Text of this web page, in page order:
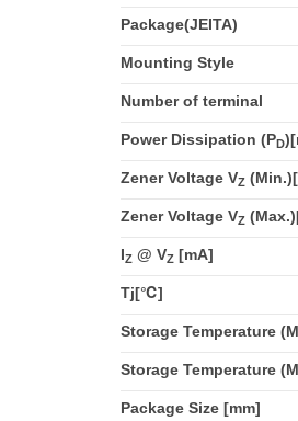
Package(JEITA)
Mounting Style
Number of terminal
Power Dissipation (PD
Zener Voltage VZ
Zener Voltage VZ
IZ @ VZ [mA]
Tj[℃]
Storage Temperature
Storage Temperature
Package Size [mm]